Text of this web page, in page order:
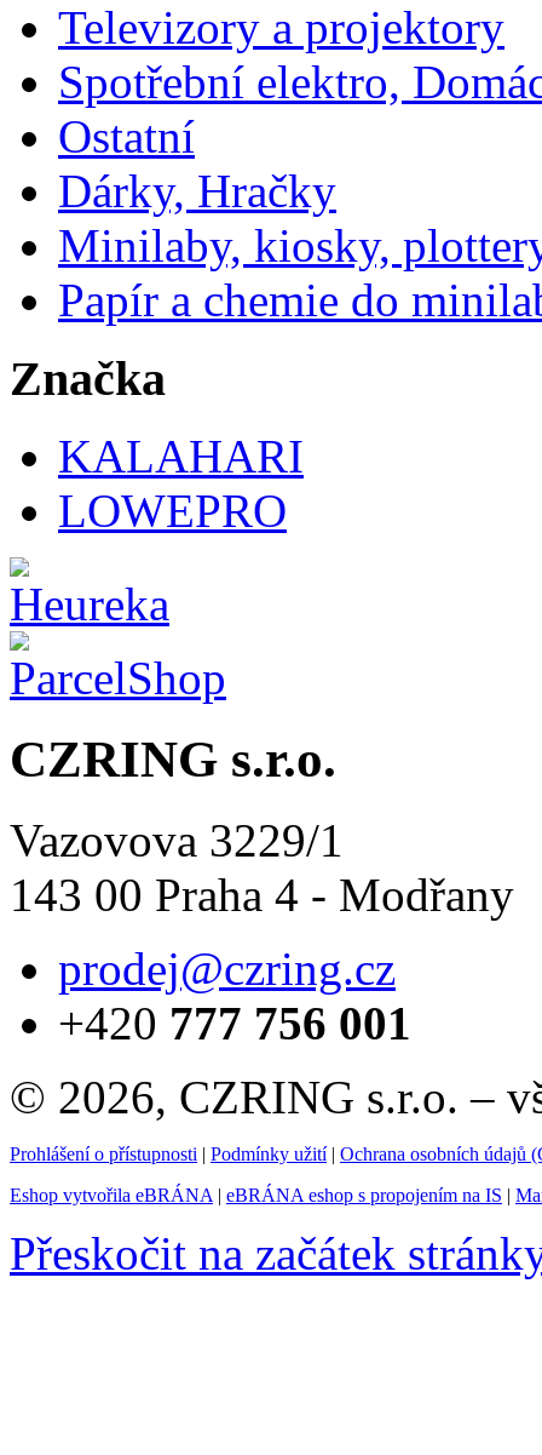
Televizory a projektory
Spotřební elektro,
Ostatní
Dárky, Hračky
Minilaby, kiosky,
Papír a chemie do
Značka
KALAHARI
LOWEPRO
CZRING s.r.o.
Vazovova 3229/1
143 00 Praha 4 - Modřany
prodej@czring.cz
+420 777 756 001
© 2026, CZRING s.r.o. –
Prohlášení o přístupnosti | Podmínky užití| Ochrana osobních údajů
Eshop vytvořila eBRÁNA | eBRÁNA eshop s propojením na IS |
Přeskočit na začátek